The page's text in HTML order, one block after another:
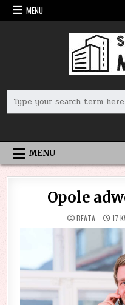
Skip
to
MENU
for:
MENU
Opole
BEATA 17